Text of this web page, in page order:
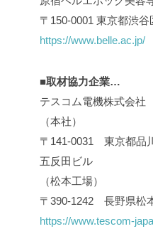
〒150-0001 東京都渋
https://www.belle.ac.jp/
■取材協力企業…
テスコム電機株式会社
（本社）
〒141-0031 東京都品
五反田ビル
（松本工場）
〒390-1242 長野県松
https://www.tescom-